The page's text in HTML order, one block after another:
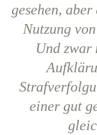
gesehen,
Nutzung
Und zwar
einer gut